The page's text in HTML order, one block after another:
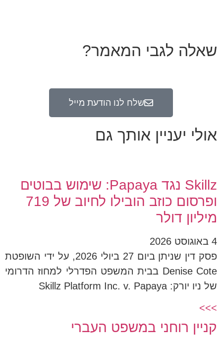
שאלה לגבי המאמר?
שלח לנו הודעת מייל
אולי יעניין אותך גם
Skillz נגד Papaya: שימוש בבוטים
ופרסום כוזב הובילו לחיוב של 719
מיליון דולר
4 באוגוסט 2026
פסק דין שניתן ביום 27 ביולי 2026, על ידי השופטת
Denise Cote בבית המשפט הפדרלי למחוז הדרומי
של ניו יורק: Skillz Platform Inc. v. Papaya
>>>
קניין רוחני במשפט העברי